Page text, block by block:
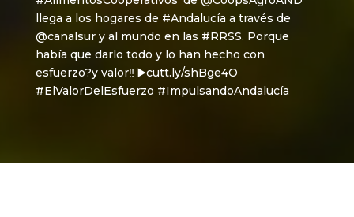
llega a los hogares de #Andalucía a través de
@canalsur y al mundo en las #RRSS. Porque
había que darlo todo y lo han hecho con
esfuerzo?y valor‼️ ▶️cutt.ly/shBge4O
#ElValorDelEsfuerzo #ImpulsandoAndalucía